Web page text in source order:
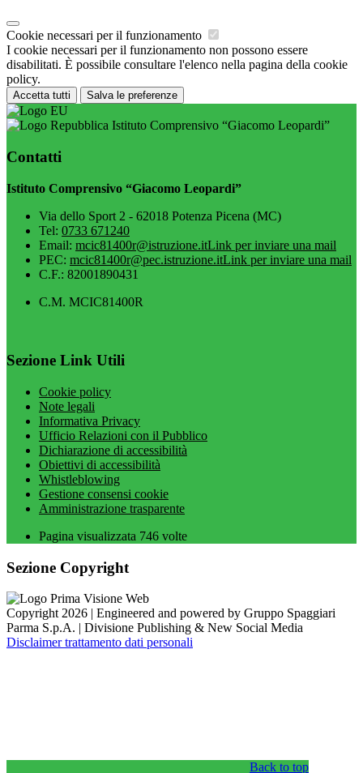
Cookie necessari per il funzionamento
I cookie necessari per il funzionamento non possono essere
disabilitati. È possibile consultare l'elenco nella pagina della cookie
policy.
Accetta tutti Salva le preferenze
Istituto Comprensivo “Giacomo Leopardi”
Contatti
Istituto Comprensivo “Giacomo Leopardi”
Via dello Sport 2 - 62018 Potenza Picena (MC)
Tel: 0733 671240
Email: mcic81400r@istruzione.itLink per inviare una mail
PEC: mcic81400r@pec.istruzione.itLink per inviare una mail
C.F.: 82001890431
C.M. MCIC81400R
Sezione Link Utili
Cookie policy
Note legali
Informativa Privacy
Ufficio Relazioni con il Pubblico
Dichiarazione di accessibilità
Obiettivi di accessibilità
Whistleblowing
Gestione consensi cookie
Amministrazione trasparente
Pagina visualizzata 746 volte
Sezione Copyright
Copyright 2026 | Engineered and powered by Gruppo Spaggiari
Parma S.p.A. | Divisione Publishing & New Social Media
Disclaimer trattamento dati personali
Back to top